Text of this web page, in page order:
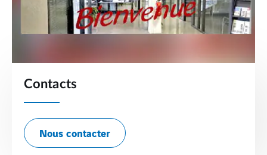
Contacts
Nous contacter